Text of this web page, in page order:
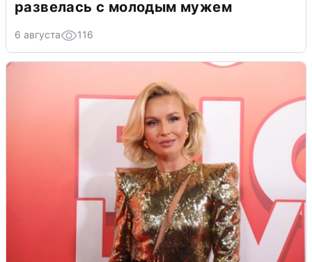
развелась с молодым мужем
6 августа 116